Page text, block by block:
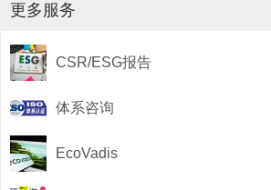
更多服务
CSR/ESG报告
体系咨询
EcoVadis